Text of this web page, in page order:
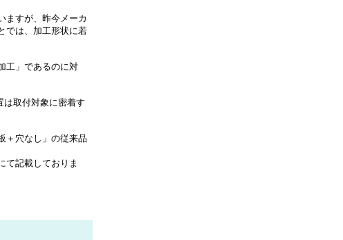
ますが、昨今メーカ
では、加工形状に若
工」であるのに対
は取付対象に密着す
＋穴なし」の従来品
て記載しておりま